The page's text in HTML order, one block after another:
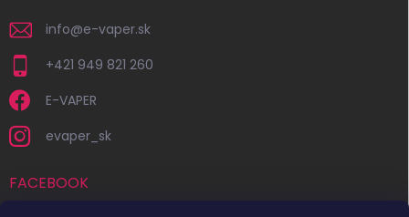
info@e-vaper.sk
+421 949 821 260
E-VAPER
evaper_sk
FACEBOOK